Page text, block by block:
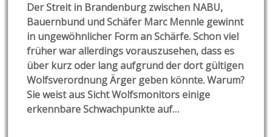
Der Streit in Brandenburg zwischen NABU,
Bauernbund und Schäfer Marc Mennle gewinnt
in ungewöhnlicher Form an Schärfe. Schon viel
früher war allerdings vorauszusehen, dass es
über kurz oder lang aufgrund der dort gültigen
Wolfsverordnung Ärger geben könnte. Warum?
Sie weist aus Sicht Wolfsmonitors einige
erkennbare Schwachpunkte auf…